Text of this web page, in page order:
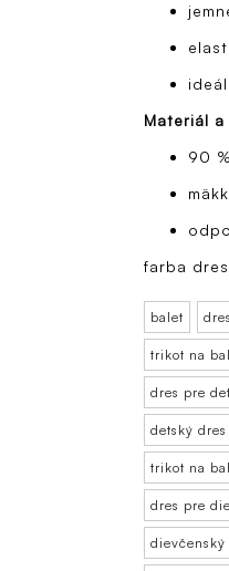
Materiál
90
farba
balet dres
trikot na
dres pre
detský
trikot na
dres pre